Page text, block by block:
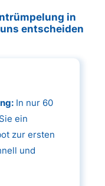
in
entscheiden
In nur 60
ein
zur ersten
und